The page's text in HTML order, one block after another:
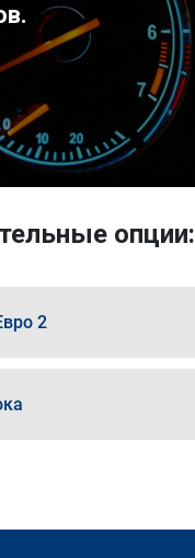
опции:
2